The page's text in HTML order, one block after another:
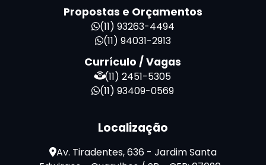
Propostas e Orçamentos
(11) 93263-4494
(11) 94031-2913
Currículo / Vagas
(11) 2451-5305
(11) 93409-0569
Localização
Av. Tiradentes, 636 - Jardim Santa